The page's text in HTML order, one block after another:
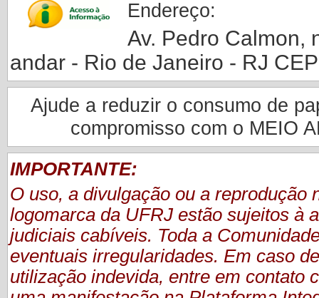
Endereço:
Av. Pedro Calmon,
andar - Rio de Janeiro - RJ
Ajude a reduzir o consumo de
compromisso com o MEIO
IMPORTANTE:
O uso, a divulgação ou a reprodução
logomarca da UFRJ estão sujeitos à
judiciais cabíveis. Toda a
eventuais irregularidades. Em caso
utilização indevida, entre em contato